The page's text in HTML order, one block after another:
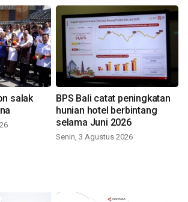
salak
BPS Bali catat peningkatan
hunian hotel berbintang
selama Juni 2026
Senin, 3 Agustus 2026